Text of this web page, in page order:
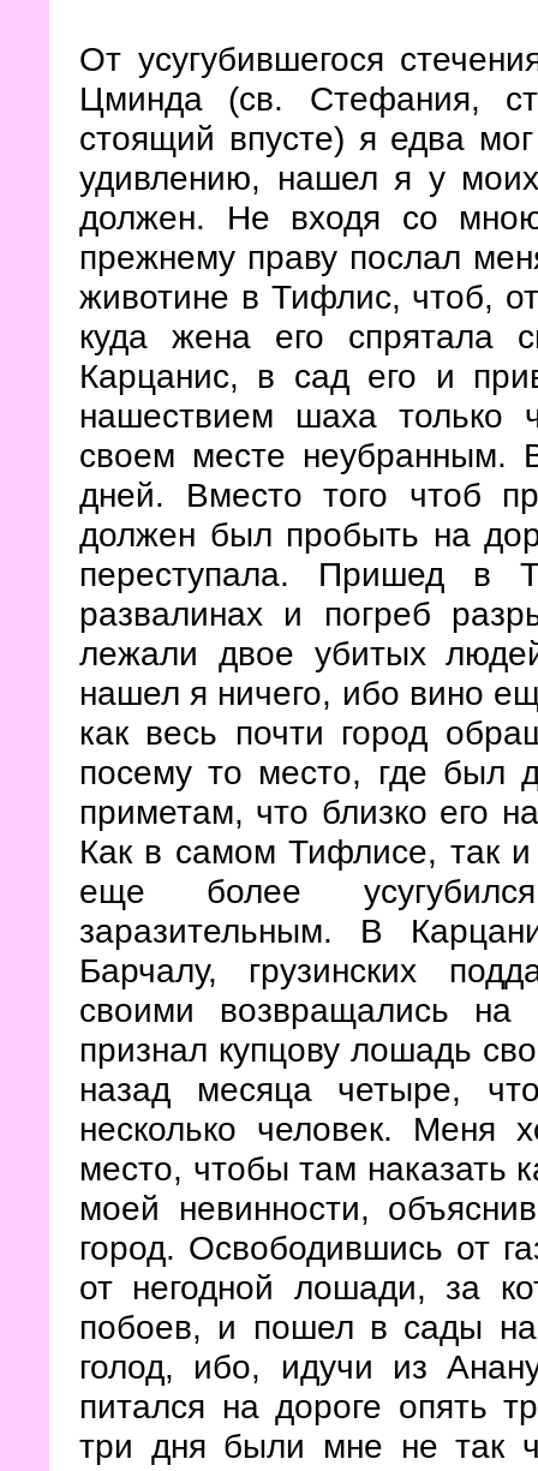
От усугубившегося
Цминда (св. Стефания,
стоящий впусте) я едва
удивлению, нашел я у
должен. Не входя со
прежнему праву послал
животине в Тифлис, чтоб,
куда жена его спрятала
Карцанис, в сад его и
нашествием шаха только
своем месте
дней. Вместо того чтоб
должен был пробыть на
переступала. Пришед
развалинах и погреб
лежали двое убитых
нашел я ничего, ибо вино
как весь почти город
посему то место, где был
приметам, что близко его
Как в самом Тифлисе, так
еще более
заразительным. В
Барчалу, грузинских
своими возвращались
признал купцову лошадь
назад месяца четыре,
несколько человек. Меня
место, чтобы там наказать
моей невинности,
город. Освободившись от
от негодной лошади, за
побоев, и пошел в сады
голод, ибо, идучи из
питался на дороге опять
три дня были мне не так